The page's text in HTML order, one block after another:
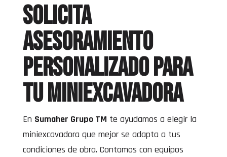
Solicita
asesoramiento
personalizado para
tu miniexcavadora
En Sumaher Grupo TM te ayudamos a elegir la
miniexcavadora que mejor se adapta a tus
condiciones de obra. Contamos con equipos